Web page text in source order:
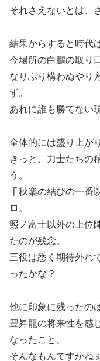
それさえないとは、
結果からすると時代
今場所の白鵬の取り
なりふり構わぬやり
ず。
あれに誰も勝てない
全体的には盛り上が
きっと、力士たちの
う。
千秋楽の結びの一番
ロ。
照ノ富士以外の上位
たのが残念。
三役は悉く期待外れ
ったかな？
他に印象に残ったの
豊昇龍の将来性を感
なったこと、
そんなもんですかね